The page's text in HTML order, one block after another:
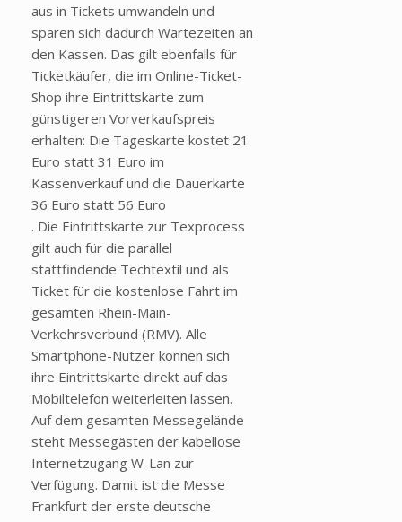
aus in Tickets umwandeln und
sparen sich dadurch Wartezeiten an
den Kassen. Das gilt ebenfalls für
Ticketkäufer, die im Online-Ticket-
Shop ihre Eintrittskarte zum
günstigeren Vorverkaufspreis
erhalten: Die Tageskarte kostet 21
Euro statt 31 Euro im
Kassenverkauf und die Dauerkarte
36 Euro statt 56 Euro
. Die Eintrittskarte zur Texprocess
gilt auch für die parallel
stattfindende Techtextil und als
Ticket für die kostenlose Fahrt im
gesamten Rhein-Main-
Verkehrsverbund (RMV). Alle
Smartphone-Nutzer können sich
ihre Eintrittskarte direkt auf das
Mobiltelefon weiterleiten lassen.
Auf dem gesamten Messegelände
steht Messegästen der kabellose
Internetzugang W-Lan zur
Verfügung. Damit ist die Messe
Frankfurt der erste deutsche